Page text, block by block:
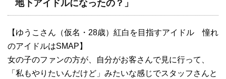
地下アイドルになったの？」
【ゆうこさん（仮名・28歳）紅白を目指すアイドル 憧れ
のアイドルはSMAP】
女の子のファンの方が、自分がお客さんで見に行って、
「私もやりたいんだけど」みたいな感じでスタッフさんと